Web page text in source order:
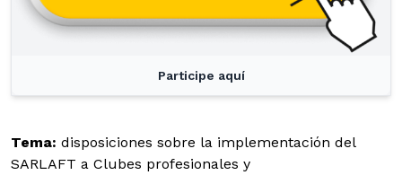
Participe aquí
Tema: disposiciones sobre la implementación del
SARLAFT a Clubes profesionales y